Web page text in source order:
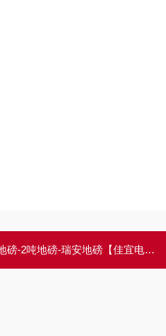
磅-2吨地磅-瑞安地磅【佳宜电子】